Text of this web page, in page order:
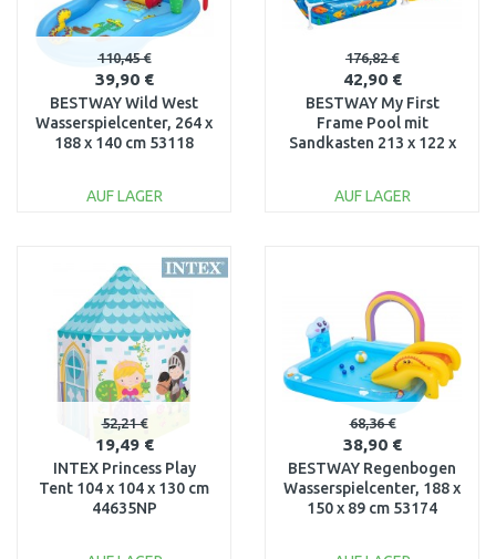
110,45 €
39,90 €
BESTWAY Wild West
Wasserspielcenter, 264 x
188 x 140 cm 53118
AUF LAGER
Vergleichen
176,82 €
42,90 €
BESTWAY My First
Frame Pool mit
Sandkasten 213 x 122 x
AUF LAGER
Vergleichen
52,21 €
19,49 €
INTEX Princess Play
Tent 104 x 104 x 130 cm
44635NP
68,36 €
38,90 €
BESTWAY Regenbogen
Wasserspielcenter, 188 x
150 x 89 cm 53174